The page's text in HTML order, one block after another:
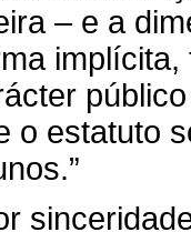
– e a
implícita,
o estatuto